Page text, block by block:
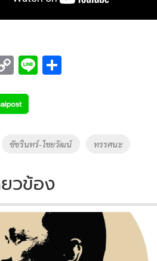
C
p
y
Li
k
Li
ชัชรินทร์-ไชยวัฒน์ ทรรศนะ
วข้อง